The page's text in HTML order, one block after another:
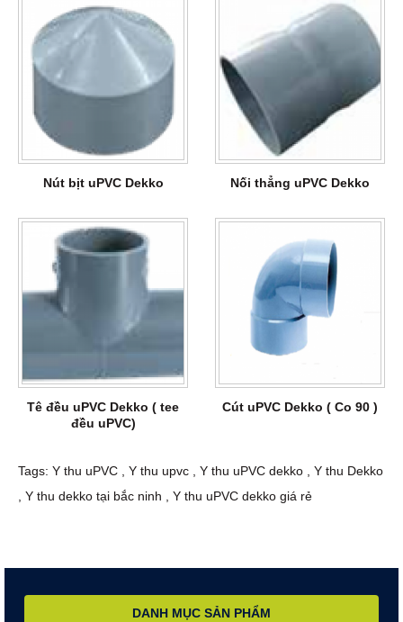
Nút bịt uPVC Dekko Nối thẳng uPVC Dekko
Tê đều uPVC Dekko ( tee
đều uPVC)
Cút uPVC Dekko ( Co 90 )
Tags: Y thu uPVC Y thu upvc Y thu uPVC dekko
Y thu Dekko
Y thu dekko tại bắc ninh Y thu uPVC dekko giá rẻ
DANH MỤC SẢN PHẨM